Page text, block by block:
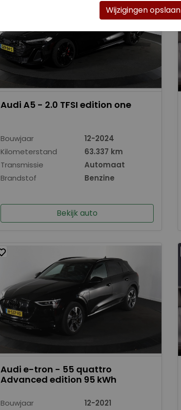
Audi A5 - 2.0 TFSI edition one
Bouwjaar
12-2024
Kilometerstand
63.337 km
Transmissie
Automaat
Brandstof
Benzine
Bekijk auto
Audi e-tron - 55 quattro
Advanced edition 95 kWh
Bouwjaar
12-2021
Wijzigingen opslaan